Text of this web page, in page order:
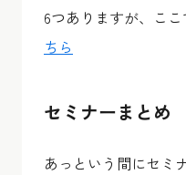
6つありますが、こ
ちら
セミナーまとめ
あっという間にセミ